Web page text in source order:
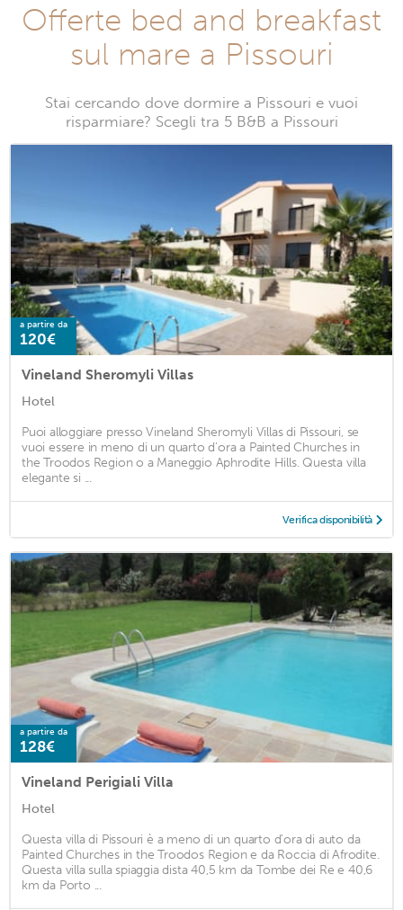
Offerte bed and breakfast
sul mare a Pissouri
Stai cercando dove dormire a Pissouri e vuoi
risparmiare? Scegli tra 5 B&B a Pissouri
a partire da
120€
Vineland Sheromyli Villas
Hotel
Puoi alloggiare presso Vineland Sheromyli Villas di Pissouri, se
vuoi essere in meno di un quarto d'ora a Painted Churches in
the Troodos Region o a Maneggio Aphrodite Hills. Questa villa
elegante si ...
Verifica disponibilità
a partire da
128€
Vineland Perigiali Villa
Hotel
Questa villa di Pissouri è a meno di un quarto d'ora di auto da
Painted Churches in the Troodos Region e da Roccia di Afrodite.
Questa villa sulla spiaggia dista 40,5 km da Tombe dei Re e 40,6
km da Porto ...